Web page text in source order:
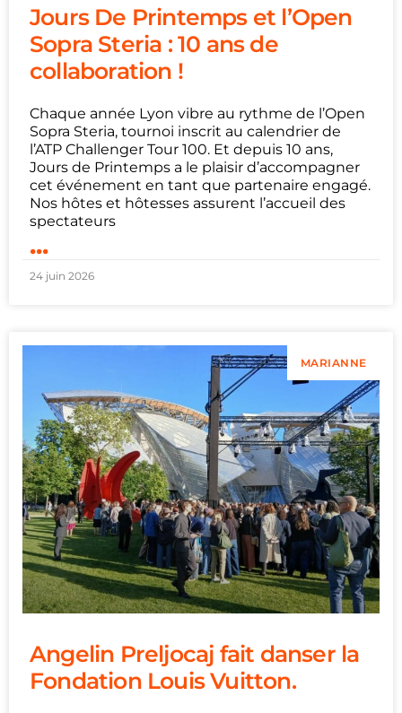
Jours De Printemps et l’Open
Sopra Steria : 10 ans de
collaboration !
Chaque année Lyon vibre au rythme de l’Open
Sopra Steria, tournoi inscrit au calendrier de
l’ATP Challenger Tour 100. Et depuis 10 ans,
Jours de Printemps a le plaisir d’accompagner
cet événement en tant que partenaire engagé.
Nos hôtes et hôtesses assurent l’accueil des
spectateurs
...
24 juin 2026
MARIANNE
Angelin Preljocaj fait danser la
Fondation Louis Vuitton.